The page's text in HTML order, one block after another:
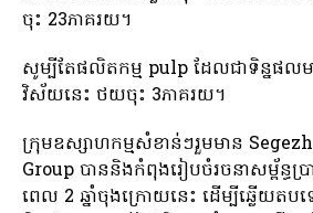
ចុះ 23ភាគរយ។
សូម្បីតែផលិតកម្ម pulp ដែលជាទិន្នផលម
វិស័យនេះ ថយចុះ 3ភាគរយ។
ក្រុមឧស្សាហកម្មសំខាន់ៗរួមមាន
Group បាននិងកំពុងរៀបចំរចនាសម្ព័ន្ធប្
ពេល 2 ឆ្នាំចុងក្រោយនេះ ដើម្បីឆ្លើយតបទ